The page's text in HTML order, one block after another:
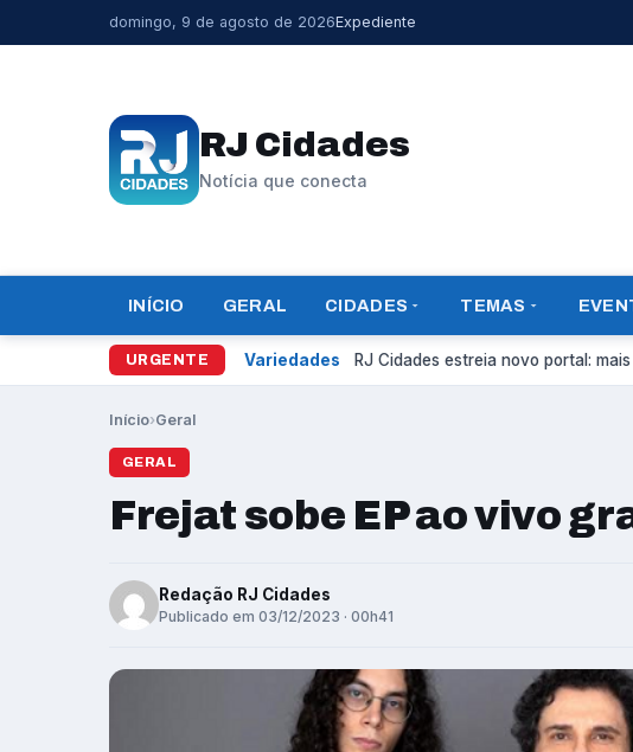
domingo, 9 de agosto de 2026Expediente
RJ Cidades
Notícia que conecta
INÍCIO GERAL CIDADES TEMAS
URGENTE Variedades RJ Cidades estreia novo portal:
Início›Geral
GERAL
Frejat sobe EP ao vivo
Redação RJ Cidades
Publicado em 03/12/2023 · 00h41